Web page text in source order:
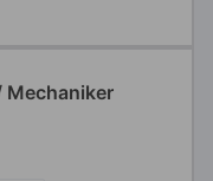
Mechaniker